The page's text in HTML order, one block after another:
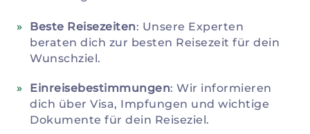
Beste Reisezeiten: Unsere Experten
beraten dich zur besten Reisezeit für dein
Wunschziel.
Einreisebestimmungen: Wir informieren
dich über Visa, Impfungen und wichtige
Dokumente für dein Reiseziel.